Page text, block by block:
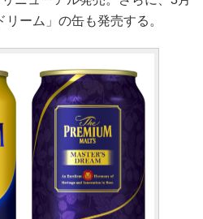
ーム」の缶も発売する。